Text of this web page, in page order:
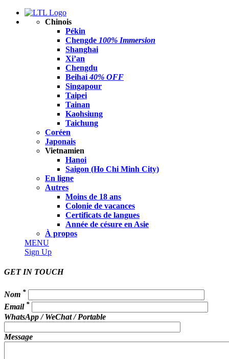
Chinois
Pékin
Chengde 100% Immersion
Shanghai
Xi’an
Chengdu
Beihai40% OFF
Singapour
Taipei
Tainan
Kaohsiung
Taichung
Coréen
Japonais
Vietnamien
Hanoi
Saigon (Ho Chi Minh City)
En ligne
Autres
Moins de 18 ans
Colonie de vacances
Certificats de langues
Année de césure en Asie
À propos
MENU
Sign Up
GET IN TOUCH
Nom *
Email *
WhatsApp / WeChat / Portable
Message